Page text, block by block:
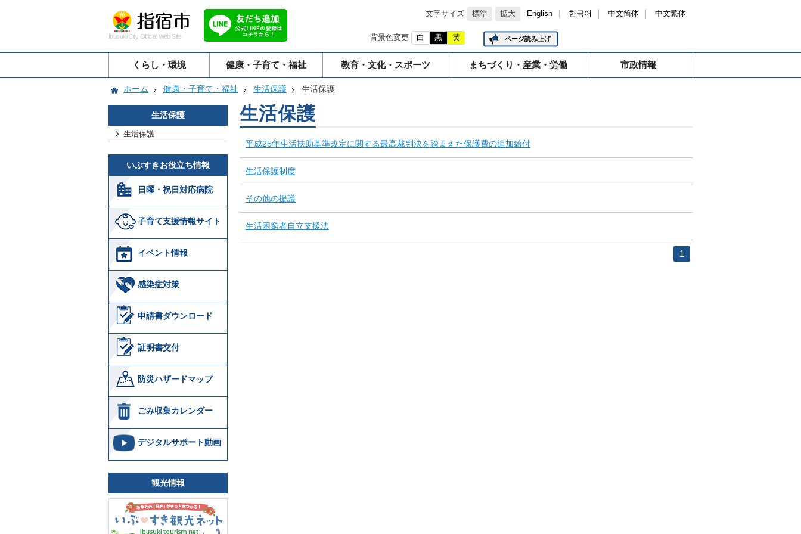
文字サイズ 標準 拡大 English 한국어 中文简体 中文繁体
Ibusuki City Official Web Site 背景色変更 白 黒 黄 ページ読み上げ
くらし・環境 健康・子育て・福祉 教育・文化・スポーツ まちづくり・産業・労働 市政情報
ホーム 健康・子育て・福祉 生活保護 生活保護
生活保護
生活保護
いぶすきお役立ち情報
日曜・祝日対応病院
子育て支援情報サイト
イベント情報
感染症対策
申請書ダウンロード
証明書交付
防災ハザードマップ
ごみ収集カレンダー
デジタルサポート動画
観光情報
生活保護
平成25年生活扶助基準改定に関する最高裁判決を踏まえた保護費の追加給付
生活保護制度
その他の援護
生活困窮者自立支援法
1